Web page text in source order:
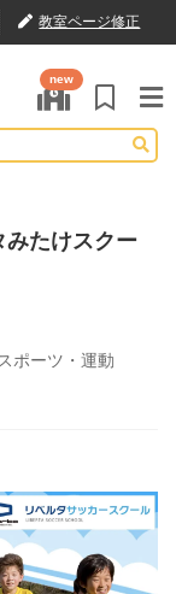
教室ページ修正
new
みたけスクー
ポーツ・運動